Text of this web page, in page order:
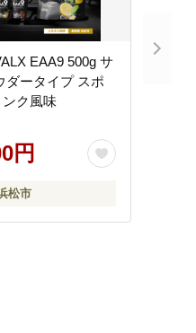
EAA9 500g サ
ダータイプ スポ
ク風味
円
松市